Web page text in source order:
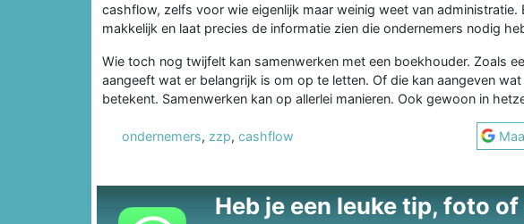
cashflow, zelfs voor wie eigenlijk maar weinig weet van administratie.
makkelijk en laat precies de informatie zien die ondernemers nodig
Wie toch nog twijfelt kan samenwerken met een boekhouder. Zoals
aangeeft wat er belangrijk is om op te letten. Of die kan aangeven
betekent. Samenwerken kan op allerlei manieren. Ook gewoon in
ondernemers, zzp, cashflow
Heb je een leuke tip, foto